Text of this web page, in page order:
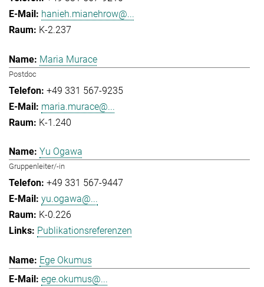
hanieh.mianehrow@...
K-2.237
Maria Murace
Postdoc
+49 331 567-9235
maria.murace@...
K-1.240
Yu Ogawa
Gruppenleiter/-in
+49 331 567-9447
yu.ogawa@...
K-0.226
Publikationsreferenzen
Ege Okumus
ege.okumus@...